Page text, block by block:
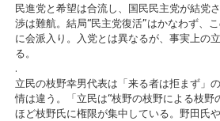
民進党と希望は合流し、国民民主党が結党
渉は難航。結局“民主党復活”はかなわず、
に会派入り。入党とは異なるが、事実上の
る。
.
立民の枝野幸男代表は「来る者は拒まず」
情は違う。「立民は“枝野の枝野による枝野
ほど枝野氏に権限が集中している。野田氏